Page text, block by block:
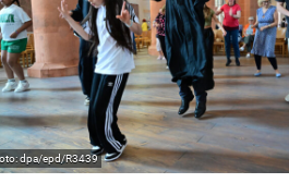
dpa/epd/R3439